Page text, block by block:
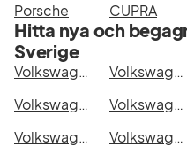
Porsche
CUPRA
Hitta nya och
Sverige
Volkswagen Golf GTI Performance i Stockholm Volkswagen Golf GTI Performance i Göteborg
Volkswagen Golf GTI Performance i Malmö
Volkswagen Golf GTI Performance i Örebro
Volkswagen Golf GTI Performance i Uppsala
Volkswagen Golf GTI Performance i Västerås